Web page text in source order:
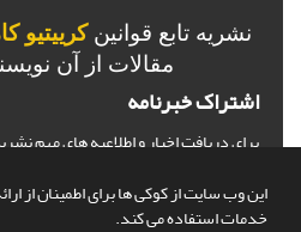
این وب سایت از کوکی ها برای اطمینان از
خدمات استفاده می کند.
نشریه تابع قوانینکرییتیو
مقالات از آن
اشتراک خبرنامه
برای دریافت اخبار و اطلاعیه های مهم